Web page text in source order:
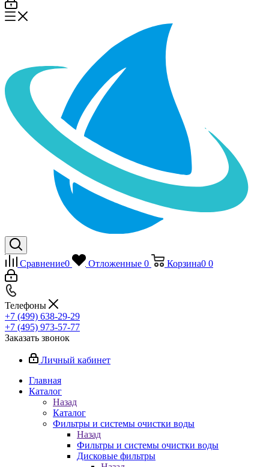
Сравнение0 Отложенные 0 Корзина0 0
Телефоны
+7 (499) 638-29-29
+7 (495) 973-57-77
Заказать звонок
Личный кабинет
Главная
Каталог
Назад
Каталог
Фильтры и системы очистки воды
Назад
Фильтры и системы очистки воды
Дисковые фильтры